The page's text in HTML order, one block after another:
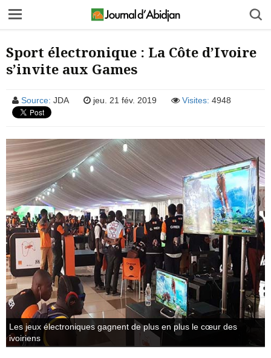
Sport électronique : La Côte d’Ivoire
s’invite aux Games
Source: JDA jeu. 21 fév. 2019 Visites: 4948
Les jeux électroniques gagnent de plus en plus le cœur des
ivoiriens